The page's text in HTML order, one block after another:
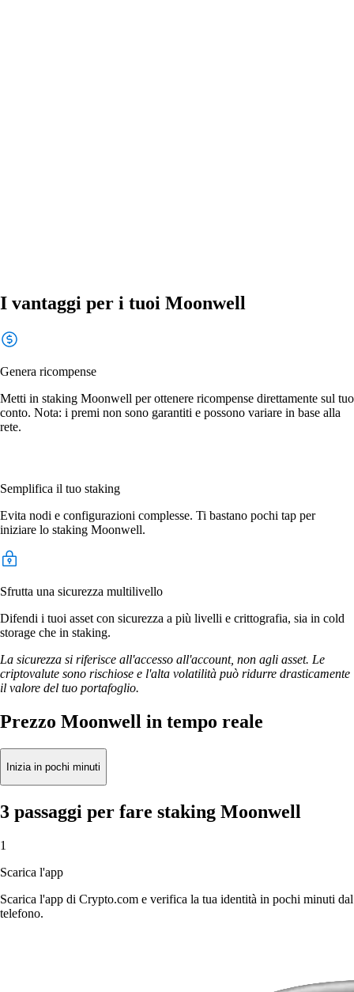
I vantaggi per i tuoi Moonwell
Genera ricompense
Metti in staking Moonwell per ottenere ricompense direttamente sul tuo
conto. Nota: i premi non sono garantiti e possono variare in base alla
rete.
Semplifica il tuo staking
Evita nodi e configurazioni complesse. Ti bastano pochi tap per
iniziare lo staking Moonwell.
Sfrutta una sicurezza multilivello
Difendi i tuoi asset con sicurezza a più livelli e crittografia, sia in cold
storage che in staking.
La sicurezza si riferisce all'accesso all'account, non agli asset. Le
criptovalute sono rischiose e l'alta volatilità può ridurre drasticamente
il valore del tuo portafoglio.
Prezzo Moonwell in tempo reale
Inizia in pochi minuti
3 passaggi per fare staking Moonwell
1
Scarica l'app
Scarica l'app di Crypto.com e verifica la tua identità in pochi minuti dal
telefono.